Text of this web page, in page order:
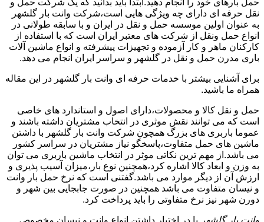
حمل بارهای خود را انجام دهید.ابتدا باید بدانید که یک شرکت حمل و
نقل حرفه ای دارای چه ویژگی هایی است،شرکت وانت بار گلشهر
به عنوان اولین موسسه حمل و نقل در ایران و با سابقه طولانی در
انواع حمل ونقل از شرکت های معتبر ایران است که با استفاده از
کارکنان ماهر و کار آزموده و تجهیزات پیشرفته و انواع ماشین آلات
باری مدرن حمل و نقل در گلشهر و سراسر ایران انجام می دهد.
برای آشنایی بیشتر با خدمات حرفه ای وانت بار گلشهر در این مقاله
همراه ما باشید.
حمل و نقل کالا و محصولات،دارای اصول و استاندارد های خاصی
است که می توانند نقش موثری در انتخاب مشتریان داشته باشند و
عموما باربری های بزرگ همچون شرکت وانت بار گلشهر با داشتن
ماشین های حمل متفاوت،پاسخگو نیاز مشتریان در سراسر کشور
می باشد.از مهم ترین نکاتی موثر در انتخاب ماشین باربری می توان
به وزن و ابعاد کالا اشاره کرد،همچنین نوع بار،میزان آسیب پذیری و
ارزش آن از دیگر موارد می باشد.گفتنی است که نرخ حمل بار وانت
و نیسان متفاوت می باشد همچنین در صورت جابجایی بین شهر و
دورن شهر نیز نرخ متفاوتی را باید پرداخت کرد.